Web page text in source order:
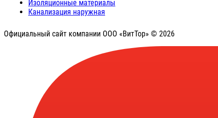
Изоляционные материалы
Канализация наружная
Официальный сайт компании ООО «ВитТор» © 2026